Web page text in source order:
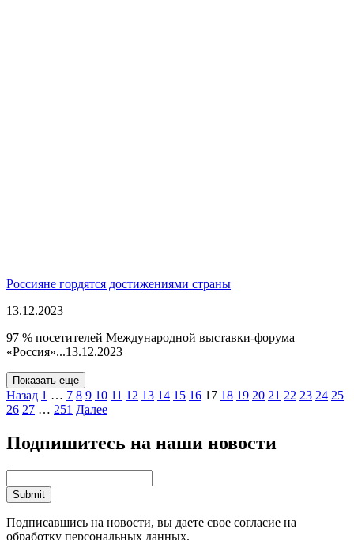
Россияне гордятся достижениями страны
13.12.2023
97 % посетителей Международной выставки-форума
«Россия»...13.12.2023
Показать еще
Назад 1 … 7 8 9 10 11 12 13 14 15 16 17 18 19 20 21 22 23 24 25
26 27 … 251 Далее
Подпишитесь на наши новости
Подписавшись на новости, вы даете свое согласие на
обработку персональных данных.